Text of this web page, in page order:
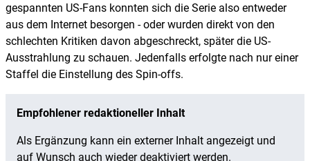
gespannten US-Fans konnten sich die Serie also entweder
aus dem Internet besorgen - oder wurden direkt von den
schlechten Kritiken davon abgeschreckt, später die US-
Ausstrahlung zu schauen. Jedenfalls erfolgte nach nur einer
Staffel die Einstellung des Spin-offs.